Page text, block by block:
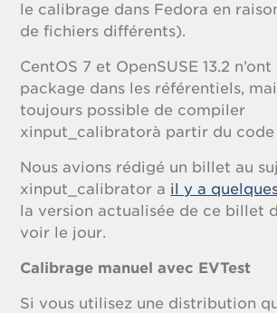
le calibrage dans Fedora en
de fichiers différents).
CentOS 7 et OpenSUSE 13.2 n’ont
package dans les référentiels,
toujours possible de compiler
xinput_calibratorà partir du code
Nous avions rédigé un billet au
xinput_calibrator a il y a
la version actualisée de ce billet
voir le jour.
Calibrage manuel avec EVTest
Si vous utilisez une distribution